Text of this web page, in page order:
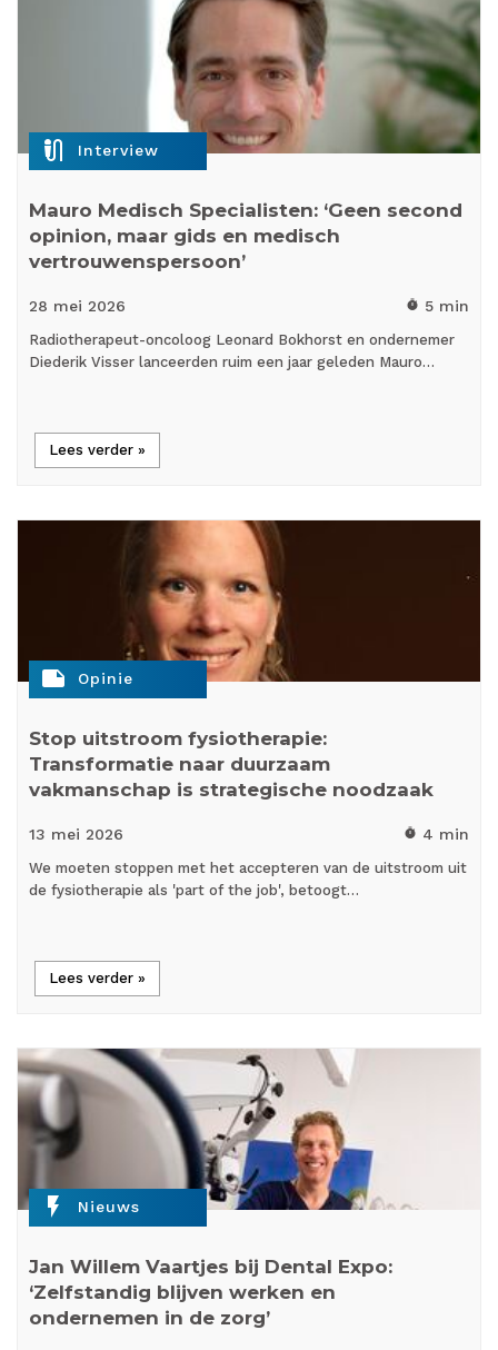
mic_external_on Interview
Mauro Medisch Specialisten: ‘Geen second
opinion, maar gids en medisch
vertrouwenspersoon’
28 mei 2026 timer 5 min
Radiotherapeut-oncoloog Leonard Bokhorst en ondernemer
Diederik Visser lanceerden ruim een jaar geleden Mauro…
Lees verder »
note Opinie
Stop uitstroom fysiotherapie:
Transformatie naar duurzaam
vakmanschap is strategische noodzaak
13 mei 2026 timer 4 min
We moeten stoppen met het accepteren van de uitstroom uit
de fysiotherapie als 'part of the job', betoogt…
Lees verder »
flash_on Nieuws
Jan Willem Vaartjes bij Dental Expo:
‘Zelfstandig blijven werken en
ondernemen in de zorg’